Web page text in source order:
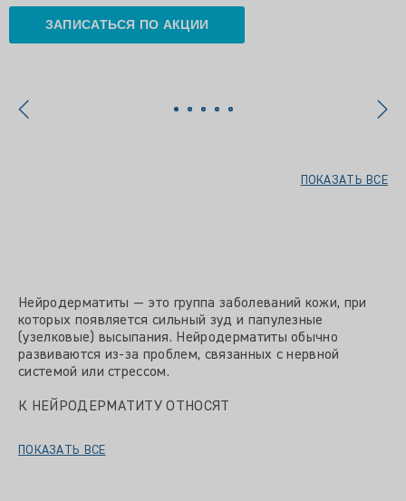
ЗАПИСАТЬСЯ ПО АКЦИИ
ПОКАЗАТЬ ВСЕ
Нейродерматиты — это группа заболеваний кожи, при
которых появляется сильный зуд и папулезные
(узелковые) высыпания. Нейродерматиты обычно
развиваются из-за проблем, связанных с нервной
системой или стрессом.
К НЕЙРОДЕРМАТИТУ ОТНОСЯТ
ПОКАЗАТЬ ВСЕ